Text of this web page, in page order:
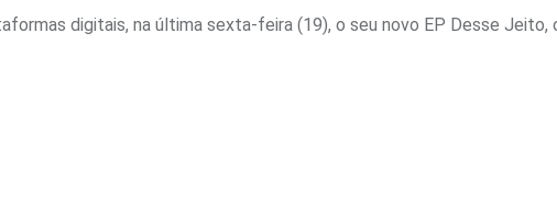
digitais, na última sexta-feira (19), o seu novo EP Desse Jeito,